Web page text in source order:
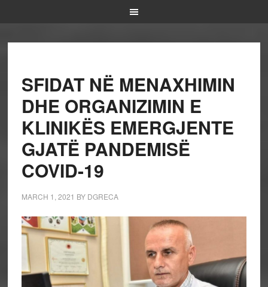
SFIDAT NË MENAXHIMIN
DHE ORGANIZIMIN E
KLINIKËS EMERGJENTE
GJATË PANDEMISË
COVID-19
MARCH 1, 2021 BY DGRECA